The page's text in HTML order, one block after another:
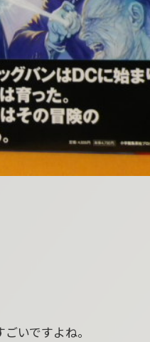
いですよね。